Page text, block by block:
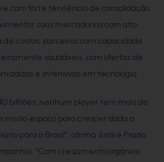
com forte tendência de consolidação.
suas mercadorias com alto
custos, parceiros com capacidade
saudáveis, com ofertas de
e intensivas em tecnologia.
bilhões, nenhum player tem mais de
muito espaço para crescer dada a
para o Brasil”, afirma André Prado,
“Com crescimento orgânico